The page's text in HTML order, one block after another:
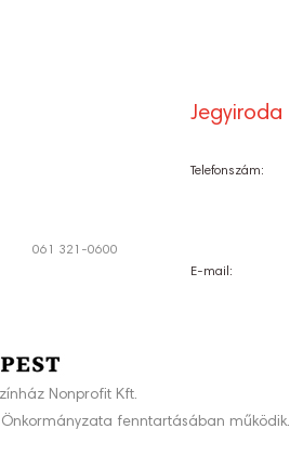
061 321-0600
Jegyiroda
Telefonszám:
E-mail:
Nonprofit Kft.
Önkormányzata fenntartásában működik.